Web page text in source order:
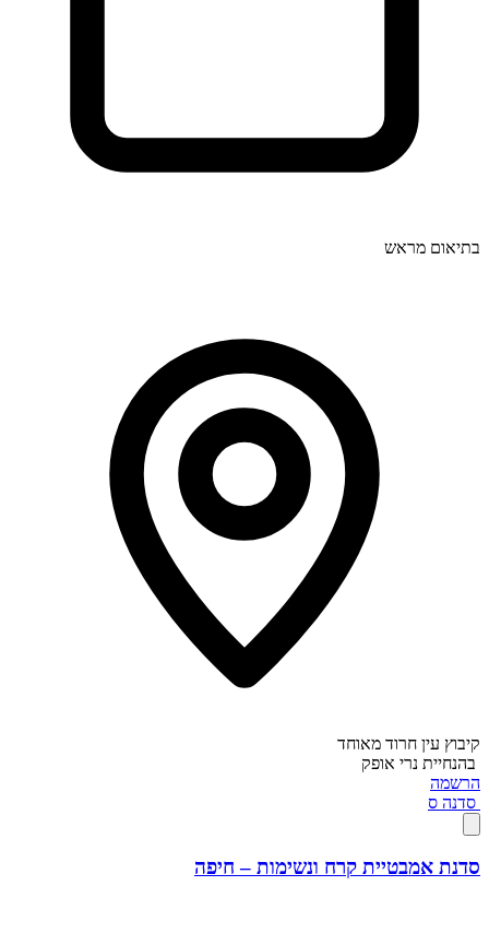
בתיאום מראש
קיבוץ עין חרוד מאוחד
בהנחיית נרי אופק
הרשמה
סדנה ס
סדנת אמבטיית קרח ונשימות – חיפה